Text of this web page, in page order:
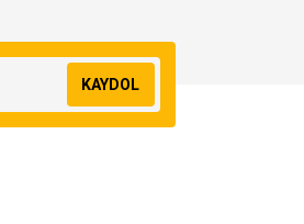
KAYDOL